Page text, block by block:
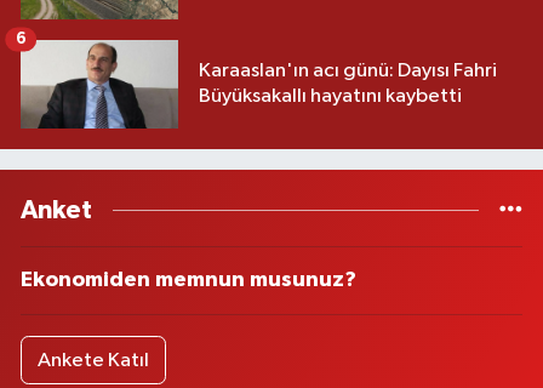
Karaaslan'ın acı günü: Dayısı Fahri
Büyüksakallı hayatını kaybetti
6
Anket
Ekonomiden memnun musunuz?
Ankete Katıl